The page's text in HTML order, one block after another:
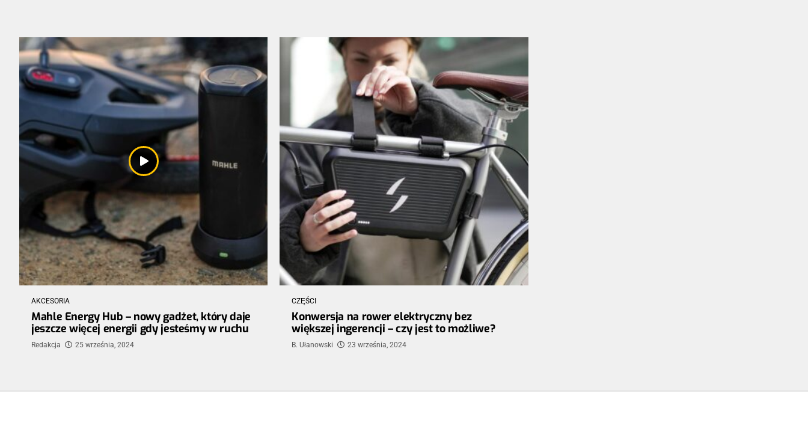
AKCESORIA
Mahle Energy Hub – nowy gadżet, który daje
jeszcze więcej energii gdy jesteśmy w ruchu
Redakcja 25 września, 2024
CZĘŚCI
Konwersja na rower elektryczny bez
większej ingerencji – czy jest to możliwe?
B. Ułanowski 23 września, 2024